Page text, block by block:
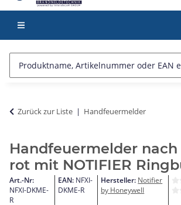
Zurück zur Liste Handfeuermelder
Handfeuermelder nach
rot mit NOTIFIER
Art.-Nr:
NFXI-DKME-
R
EAN: NFXI-
DKME-R
Hersteller: Notifier
by Honeywell